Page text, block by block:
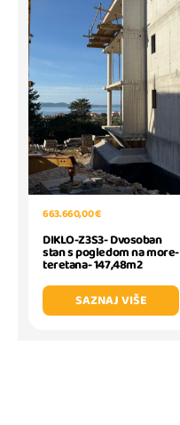
663.660,00 €
DIKLO-Z3S3- Dvosoban
stan s pogledom na more-
teretana- 147,48m2
SAZNAJ VIŠE